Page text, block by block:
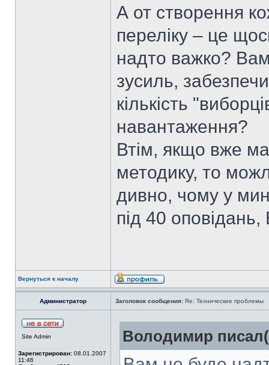
А от створення
переліку – це
надто важко?
зусиль,
кількість
навантаження?
Втім, якщо вже
методику, то
дивно, чому у
під 40
Вернуться к началу
Администратор Заголовок сообщения: Re: Технические проблемы
Site Admin
Зарегистрирован: 08.01.2007
11:46
Володимир